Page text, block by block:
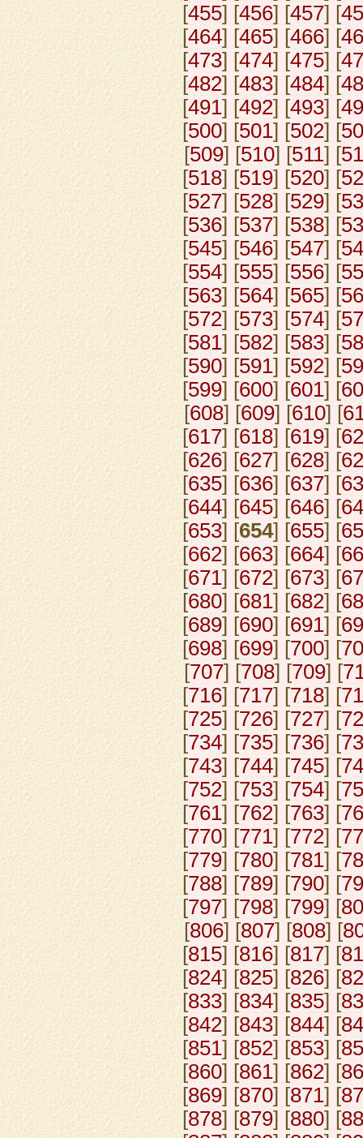
[455] [456] [457] [
[464] [465] [466] [
[473] [474] [475] [
[482] [483] [484] [
[491] [492] [493] [
[500] [501] [502] [
[509] [510] [511] [
[518] [519] [520] [
[527] [528] [529] [
[536] [537] [538] [
[545] [546] [547] [
[554] [555] [556] [
[563] [564] [565] [
[572] [573] [574] [
[581] [582] [583] [
[590] [591] [592] [
[599] [600] [601] [
[608] [609] [610] [
[617] [618] [619] [
[626] [627] [628] [
[635] [636] [637] [
[644] [645] [646] [
[653] [654] [655] [
[662] [663] [664] [
[671] [672] [673] [
[680] [681] [682] [
[689] [690] [691] [
[698] [699] [700] [
[707] [708] [709] [
[716] [717] [718] [
[725] [726] [727] [
[734] [735] [736] [
[743] [744] [745] [
[752] [753] [754] [
[761] [762] [763] [
[770] [771] [772] [
[779] [780] [781] [
[788] [789] [790] [
[797] [798] [799] [
[806] [807] [808] [
[815] [816] [817] [
[824] [825] [826] [
[833] [834] [835] [
[842] [843] [844] [
[851] [852] [853] [
[860] [861] [862] [
[869] [870] [871] [
[878] [879] [880] [